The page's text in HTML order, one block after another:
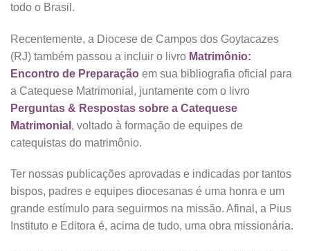
todo o Brasil.
Recentemente, a Diocese de Campos dos Goytacazes
(RJ) também passou a incluir o livro Matrimônio:
Encontro de Preparação em sua bibliografia oficial para
a Catequese Matrimonial, juntamente com o livro
Perguntas & Respostas sobre a Catequese
Matrimonial , voltado à formação de equipes de
catequistas do matrimônio.
Ter nossas publicações aprovadas e indicadas por tantos
bispos, padres e equipes diocesanas é uma honra e um
grande estímulo para seguirmos na missão. Afinal, a Pius
Instituto e Editora é, acima de tudo, uma obra missionária.